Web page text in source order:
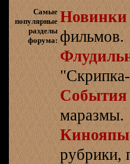
Самые
популярные
разделы
форума:
Новинки
фильмов.
События
маразмы.
Кинояпы
рубрики,